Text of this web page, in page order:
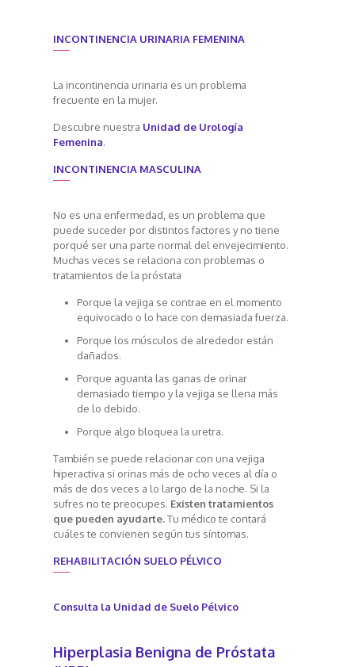
INCONTINENCIA URINARIA FEMENINA
La incontinencia urinaria es un problema
frecuente en la mujer.
Descubre nuestra Unidad de Urología
Femenina.
INCONTINENCIA MASCULINA
No es una enfermedad, es un problema que
puede suceder por distintos factores y no tiene
porqué ser una parte normal del envejecimiento.
Muchas veces se relaciona con problemas o
tratamientos de la próstata
Porque la vejiga se contrae en el momento
equivocado o lo hace con demasiada fuerza.
Porque los músculos de alrededor están
dañados.
Porque aguanta las ganas de orinar
demasiado tiempo y la vejiga se llena más
de lo debido.
Porque algo bloquea la uretra.
También se puede relacionar con una vejiga
hiperactiva si orinas más de ocho veces al día o
más de dos veces a lo largo de la noche. Si la
sufres no te preocupes. Existen tratamientos
que pueden ayudarte.Tu médico te contará
cuáles te convienen según tus síntomas.
REHABILITACIÓN SUELO PÉLVICO
Consulta la Unidad de Suelo Pélvico
Hiperplasia Benigna de Próstata